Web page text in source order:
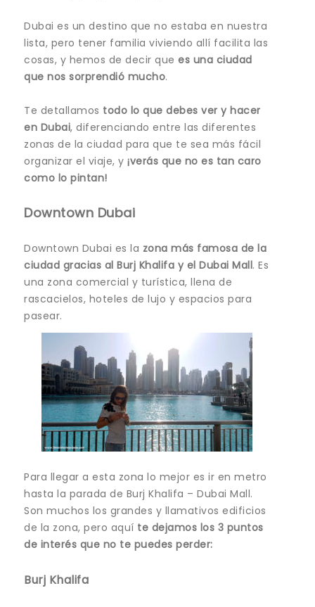
Dubai es un destino que no estaba en nuestra
lista, pero tener familia viviendo allí facilita las
cosas, y hemos de decir que es una ciudad
que nos sorprendió mucho.
Te detallamos todo lo que debes ver y hacer
en Dubai, diferenciando entre las diferentes
zonas de la ciudad para que te sea más fácil
organizar el viaje, y ¡verás que no es tan caro
como lo pintan!
Downtown Dubai
Downtown Dubai es la zona más famosa de la
ciudad gracias al Burj Khalifa y el Dubai Mall. Es
una zona comercial y turística, llena de
rascacielos, hoteles de lujo y espacios para
pasear.
Para llegar a esta zona lo mejor es ir en metro
hasta la parada de Burj Khalifa – Dubai Mall.
Son muchos los grandes y llamativos edificios
de la zona, pero aquí te dejamos los 3 puntos
de interés que no te puedes perder:
Burj Khalifa